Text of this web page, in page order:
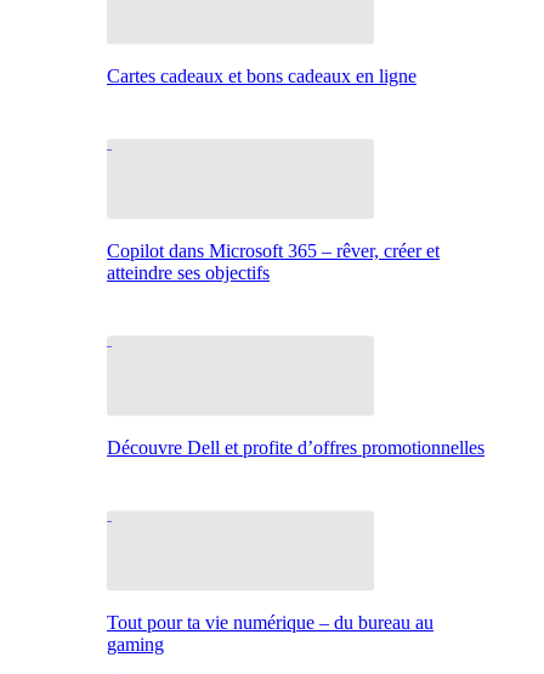
Cartes cadeaux et bons cadeaux en ligne
Copilot dans Microsoft 365 – rêver, créer et
atteindre ses objectifs
Découvre Dell et profite d’offres promotionnelles
Tout pour ta vie numérique – du bureau au
gaming